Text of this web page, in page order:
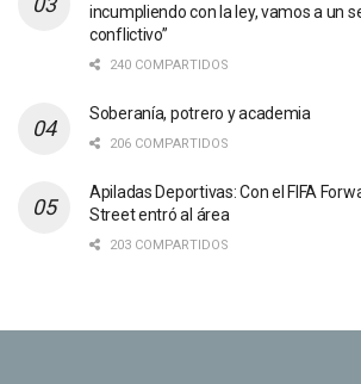
incumpliendo con la ley, vamos a un
conflictivo”
240 COMPARTIDOS
Soberanía, potrero y academia
206 COMPARTIDOS
Apiladas Deportivas: Con el FIFA
Street entró al área
203 COMPARTIDOS